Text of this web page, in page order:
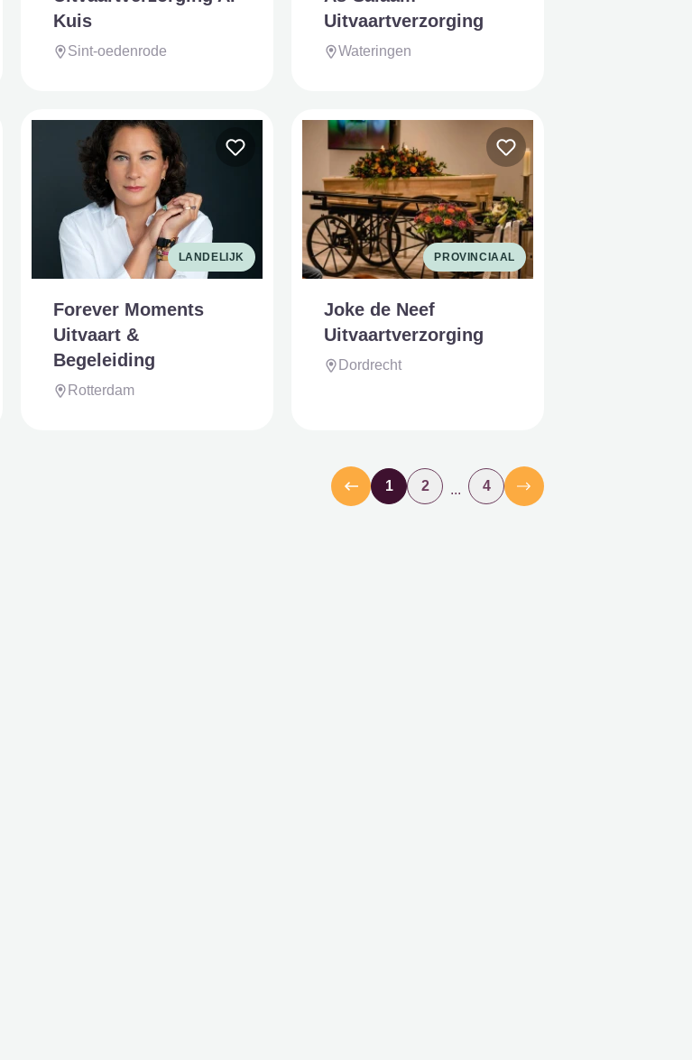
Kuis
Sint-oedenrode
Uitvaartverzorging
Wateringen
LANDELIJK
Forever Moments
Uitvaart &
Begeleiding
Rotterdam
PROVINCIAAL
Joke de Neef
Uitvaartverzorging
Dordrecht
1 2 ... 4